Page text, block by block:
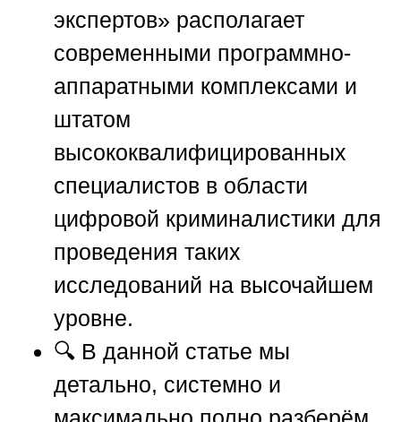
экспертов» располагает
современными программно-
аппаратными комплексами и
штатом
высококвалифицированных
специалистов в области
цифровой криминалистики для
проведения таких
исследований на высочайшем
уровне.
🔍 В данной статье мы
детально, системно и